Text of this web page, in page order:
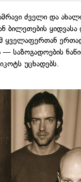
ძველი და
ყიდვასა
ყველაფერთან
— საზოგადოების
უცხადებს.